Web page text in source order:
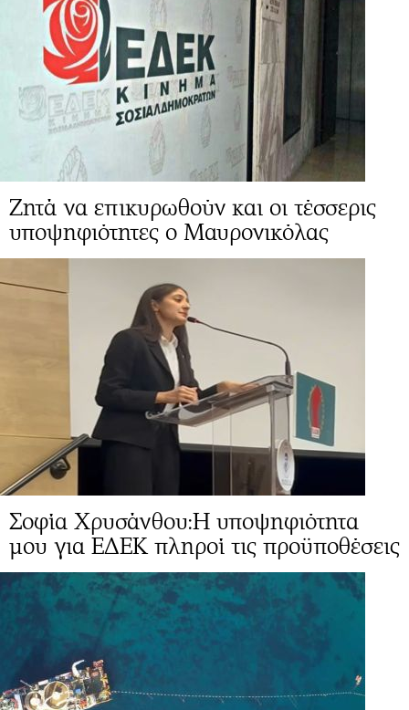
Ζητά να επικυρωθούν και οι τέσσερις
υποψηφιότητες ο Μαυρονικόλας
Σοφία Χρυσάνθου:Η υποψηφιότητα
μου για ΕΔΕΚ πληροί τις προϋποθέσεις